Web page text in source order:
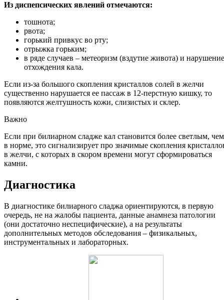
Из диспепсических явлений отмечаются:
тошнота;
рвота;
горький привкус во рту;
отрыжка горьким;
в ряде случаев – метеоризм (вздутие живота) и нарушение
отхождения кала.
Если из-за большого скопления кристаллов солей в желчи
существенно нарушается ее пассаж в 12-перстную кишку, то
появляются желтушность кожи, слизистых и склер.
Важно
Если при билиарном сладже кал становится более светлым, чем
в норме, это сигнализирует про значимые скопления
в желчи, с которых в скором времени могут сформироваться
камни.
Диагностика
В диагностике билиарного сладжа ориентируются, в первую
очередь, не на жалобы пациента, данные анамнеза патологии
(они достаточно неспецифические), а на результаты
дополнительных методов обследования – физикальных,
инструментальных и лабораторных.